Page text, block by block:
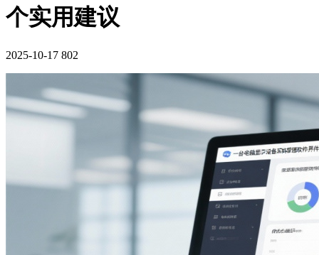
个实用建议
2025-10-17 802